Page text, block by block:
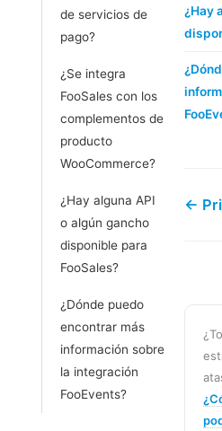
de servicios de
pago?
¿Se integra
FooSales con los
complementos de
producto
WooCommerce?
¿Hay alguna API
o algún gancho
disponible para
FooSales?
¿Dónde puedo
encontrar más
información sobre
la integración
FooEvents?
¿Hay
←